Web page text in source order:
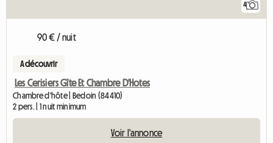
4
90 € / nuit
A découvrir
Les Cerisiers Gîte Et Chambre D'Hotes
Chambre d'hôte | Bedoin (84410)
2 pers. | 1 nuit minimum
Voir l'annonce